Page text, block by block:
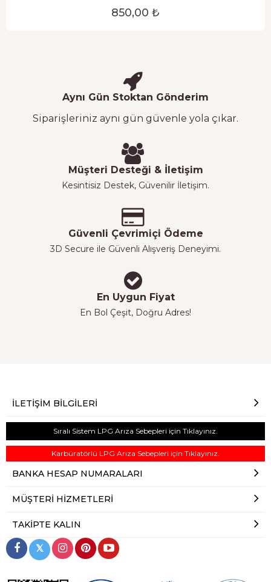
850,00 ₺
Aynı Gün Stoktan Gönderim
Siparişleriniz aynı gün güvenle yola çıkar.
Müşteri Desteği & İletişim
Kesintisiz Destek, Güvenilir İletişim.
Güvenli Çevrimiçi Ödeme
3D Secure ile Güvenli Alışveriş Deneyimi.
En Uygun Fiyat
En Bol Çeşit, Doğru Adres!
İLETIŞIM BILGILERI
Sıralı Sistem LPG Arıza Sebepleri için Tıklayınız.
Karbüratörlü LPG Arıza Sebepleri için Tıklayınız.
BANKA HESAP NUMARALARI
MÜŞTERI HIZMETLERI
TAKIPTE KALIN
𝕏